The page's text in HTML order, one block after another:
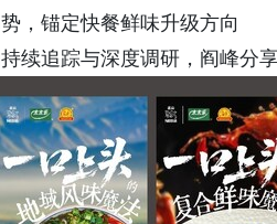
，锚定快餐鲜味升级方向
续追踪与深度调研，阎峰分